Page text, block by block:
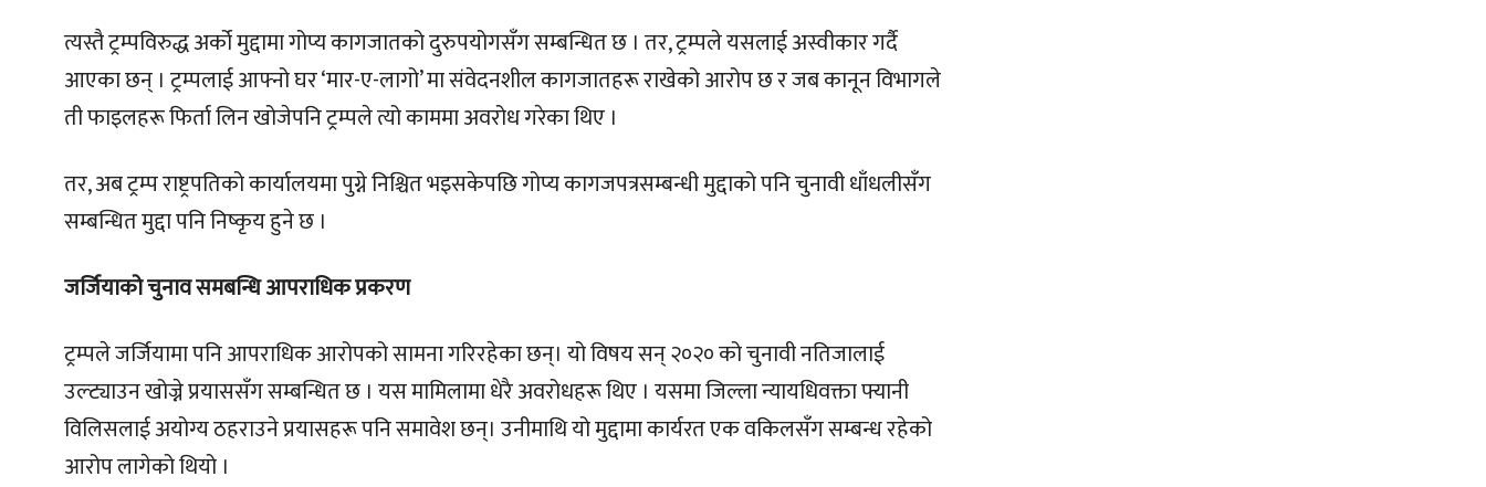
त्यस्तै ट्रम्पविरुद्ध अर्को मुद्दामा गोप्य कागजातको दुरुपयोगसँग सम्बन्धित छ । तर, ट्रम्पले यसलाई अस्वीकार गर्दै
आएका छन् । ट्रम्पलाई आफ्नो घर ‘मार-ए-लागो’ मा संवेदनशील कागजातहरू राखेको आरोप छ र जब कानून विभागले
ती फाइलहरू फिर्ता लिन खोजेपनि ट्रम्पले त्यो काममा अवरोध गरेका थिए ।
तर, अब ट्रम्प राष्ट्रपतिको कार्यालयमा पुग्ने निश्चित भइसकेपछि गोप्य कागजपत्रसम्बन्धी मुद्दाको पनि चुनावी धाँधलीसँग
सम्बन्धित मुद्दा पनि निष्कृय हुने छ ।
जर्जियाको चुनाव समबन्धि आपराधिक प्रकरण
ट्रम्पले जर्जियामा पनि आपराधिक आरोपको सामना गरिरहेका छन्। यो विषय सन् २०२० को चुनावी नतिजालाई
उल्ट्याउन खोज्ने प्रयाससँग सम्बन्धित छ । यस मामिलामा धेरै अवरोधहरू थिए । यसमा जिल्ला न्यायधिवक्ता फ्यानी
विलिसलाई अयोग्य ठहराउने प्रयासहरू पनि समावेश छन्। उनीमाथि यो मुद्दामा कार्यरत एक वकिलसँग सम्बन्ध रहेको
आरोप लागेको थियो ।